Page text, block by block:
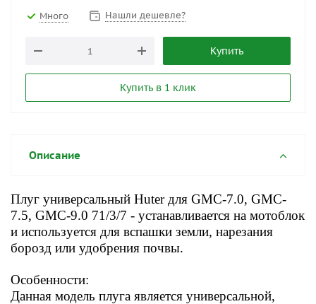
Много Нашли дешевле?
Купить
Купить в 1 клик
Описание
Плуг универсальный Huter для GMC-7.0, GMC-
7.5, GMC-9.0 71/3/7 - устанавливается на мотоблок
и используется для вспашки земли, нарезания
борозд или удобрения почвы.
Особенности:
Данная модель плуга является универсальной,